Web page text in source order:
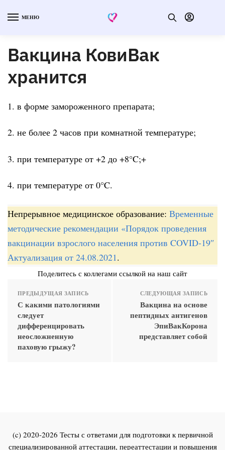
МЕНЮ
Вакцина КовиВак
хранится
1. в форме замороженного препарата;
2. не более 2 часов при комнатной температуре;
3. при температуре от +2 до +8°C;+
4. при температуре от 0°C.
Непрерывное медицинское образование: Временные
методические рекомендации «Порядок проведения
вакцинации взрослого населения против COVID-19″
Актуализация от 24.08.2021.
Поделитесь с коллегами ссылкой на наш сайт
ПРЕДЫДУЩАЯ ЗАПИСЬ
С какими патологиями
следует
дифференцировать
неосложненную
паховую грыжу?
СЛЕДУЮЩАЯ ЗАПИСЬ
Вакцина на основе
пептидных антигенов
ЭпиВакКорона
представляет собой
(c) 2020-2026 Тесты с ответами для подготовки к первичной
специализированной аттестации, переаттестации и повышения